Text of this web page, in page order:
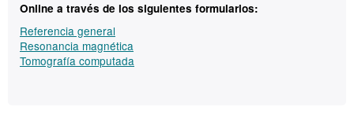
Online a través de los siguientes formularios:
Referencia general
Resonancia magnética
Tomografía computada